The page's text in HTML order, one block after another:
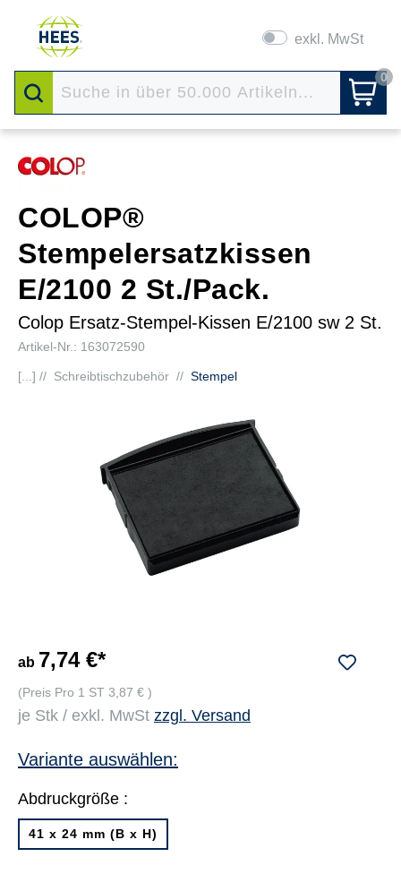
exkl. MwSt
0
COLOP®
Stempelersatzkissen
E/2100 2 St./Pack.
Colop Ersatz-Stempel-Kissen E/2100 sw 2 St.
Artikel-Nr.: 163072590
[...] // Schreibtischzubehör // Stempel
ab 7,74 €*
(Preis Pro 1 ST 3,87 € )
je Stk / exkl. MwSt zzgl. Versand
Variante auswählen:
Abdruckgröße :
41 x 24 mm (B x H)